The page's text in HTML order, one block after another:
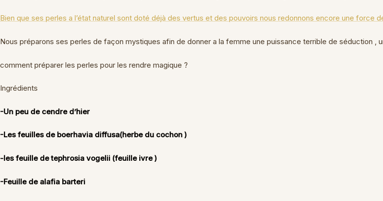
Bien que ses perles a l’état naturel sont doté déjà des vertus et des pouvoirs nous redonnons encore une force
Nous préparons ses perles de façon mystiques afin de donner a la femme une puissance terrible de séduction ,
comment préparer les perles pour les rendre magique ?
Ingrédients
-Un peu de cendre d’hier
-Les feuilles de boerhavia diffusa(herbe du cochon )
-les feuille de tephrosia vogelii (feuille ivre )
-Feuille de alafia barteri